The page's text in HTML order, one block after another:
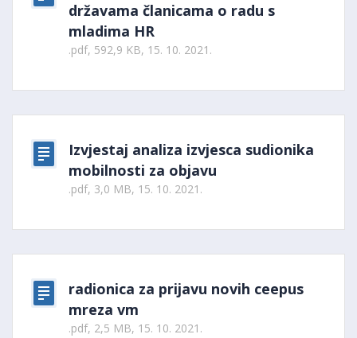
državama članicama o radu s
mladima HR
.pdf, 592,9 KB, 15. 10. 2021.
Izvjestaj analiza izvjesca sudionika
mobilnosti za objavu
.pdf, 3,0 MB, 15. 10. 2021.
radionica za prijavu novih ceepus
mreza vm
.pdf, 2,5 MB, 15. 10. 2021.